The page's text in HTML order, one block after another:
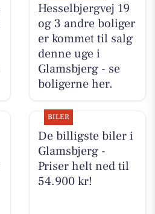
Hesselbjergvej 19
og 3 andre boliger
er kommet til salg
denne uge i
Glamsbjerg - se
boligerne her.
BILER
De billigste biler i
Glamsbjerg -
Priser helt ned til
54.900 kr!